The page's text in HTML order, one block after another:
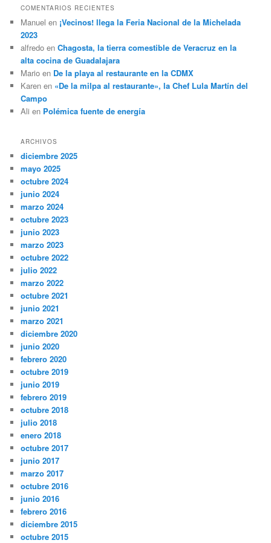
COMENTARIOS RECIENTES
Manuel en ¡Vecinos! llega la Feria Nacional de la Michelada
2023
alfredo enChagosta, la tierra comestible de Veracruz en la
alta cocina de Guadalajara
Mario en De la playa al restaurante en la CDMX
Karen en «De la milpa al restaurante», la Chef Lula Martín del
Campo
Ali en Polémica fuente de energía
ARCHIVOS
diciembre 2025
mayo 2025
octubre 2024
junio 2024
marzo 2024
octubre 2023
junio 2023
marzo 2023
octubre 2022
julio 2022
marzo 2022
octubre 2021
junio 2021
marzo 2021
diciembre 2020
junio 2020
febrero 2020
octubre 2019
junio 2019
febrero 2019
octubre 2018
julio 2018
enero 2018
octubre 2017
junio 2017
marzo 2017
octubre 2016
junio 2016
febrero 2016
diciembre 2015
octubre 2015